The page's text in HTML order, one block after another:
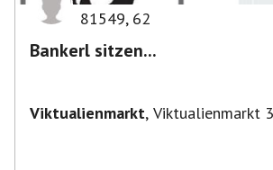
81549, 62
Bankerl sitzen...
Viktualienmarkt, Viktualienmarkt